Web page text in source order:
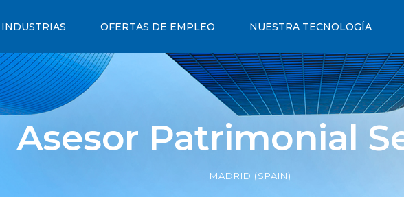
INDUSTRIAS OFERTAS DE EMPLEO NUESTRA TECNOLOGÍA
Asesor Patrimonial
MADRID (SPAIN)